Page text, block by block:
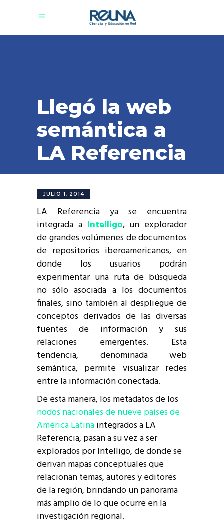
Llegó la web
semántica a
LA Referencia
JULIO 1, 2014
LA Referencia ya se encuentra
integrada a Intelligo, un explorador
de grandes volúmenes de documentos
de repositorios iberoamericanos, en
donde los usuarios podrán
experimentar una ruta de búsqueda
no sólo asociada a los documentos
finales, sino también al despliegue de
conceptos derivados de las diversas
fuentes de información y sus
relaciones emergentes. Esta
tendencia, denominada web
semántica, permite visualizar redes
entre la información conectada.
De esta manera, los metadatos de los
nodos nacionales de nueve países de
América Latinaintegrados a LA
Referencia, pasan a su vez a ser
explorados por Intelligo, de donde se
derivan mapas conceptuales que
relacionan temas, autores y editores
de la región, brindando un panorama
más amplio de lo que ocurre en la
investigación regional.